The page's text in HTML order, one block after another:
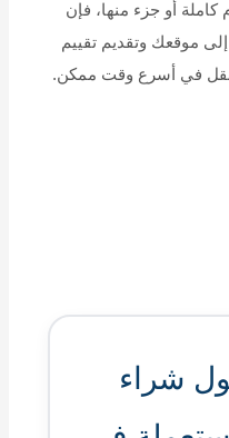
أو جزء منها، فإن
موقعك وتقديم تقييم
في أسرع وقت ممكن.
شراء